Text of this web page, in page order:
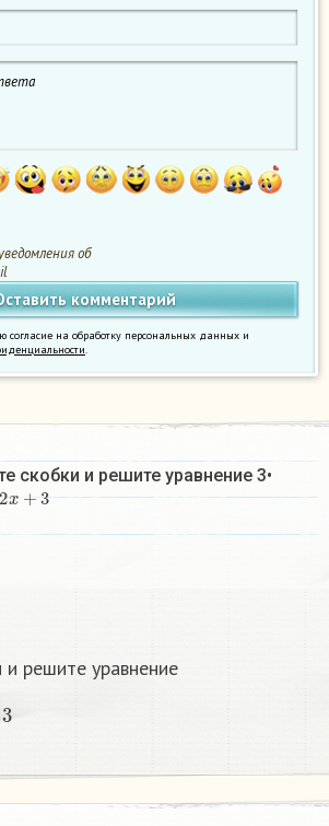
об
на обработку персональных данных и
.
скобки и решите уравнение 3•
2 3
и решите уравнение